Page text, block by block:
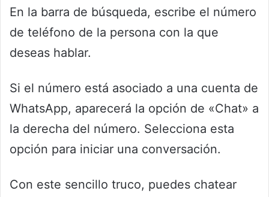
En la barra de búsqueda, escribe el número
de teléfono de la persona con la que
deseas hablar.
Si el número está asociado a una cuenta de
WhatsApp, aparecerá la opción de «Chat» a
la derecha del número. Selecciona esta
opción para iniciar una conversación.
Con este sencillo truco, puedes chatear